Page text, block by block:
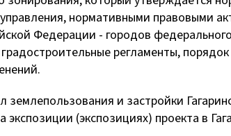
нормативными правовыми
Федерации - городов
регламенты,
и застройки
(экспозициях) проекта в